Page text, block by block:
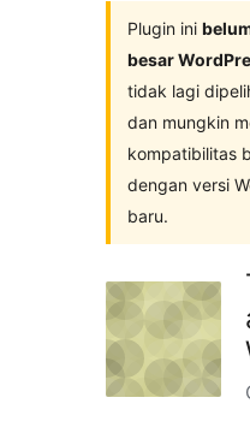
Plugin ini
besar
tidak lagi
dan mungkin
kompatibilitas
dengan versi
baru.